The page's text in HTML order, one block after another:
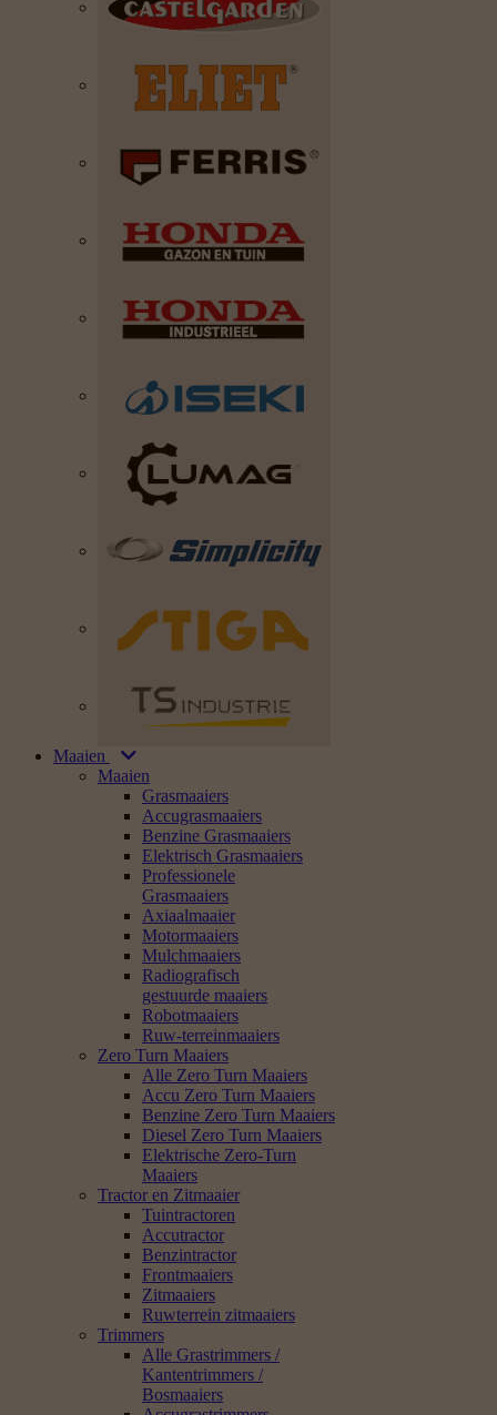
Maaien
Maaien
Grasmaaiers
Accugrasmaaiers
Benzine Grasmaaiers
Elektrisch Grasmaaiers
Professionele
Grasmaaiers
Axiaalmaaier
Motormaaiers
Mulchmaaiers
Radiografisch
gestuurde maaiers
Robotmaaiers
Ruw-terreinmaaiers
Zero Turn Maaiers
Alle Zero Turn Maaiers
Accu Zero Turn Maaiers
Benzine Zero Turn Maaiers
Diesel Zero Turn Maaiers
Elektrische Zero-Turn
Maaiers
Tractor en Zitmaaier
Tuintractoren
Accutractor
Benzintractor
Frontmaaiers
Zitmaaiers
Ruwterrein zitmaaiers
Trimmers
Alle Grastrimmers /
Kantentrimmers /
Bosmaaiers